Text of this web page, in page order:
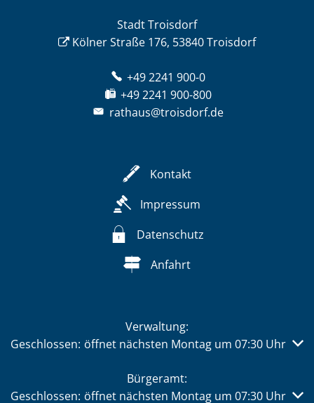
Stadt Troisdorf
Kölner Straße 176, 53840 Troisdorf
+49 2241 900-0
+49 2241 900-800
rathaus@troisdorf.de
Kontakt
Impressum
Datenschutz
Anfahrt
Verwaltung:
Klicken, um weitere Öffnungs- oder Schließzeiten
Geschlossen: öffnet nächsten Montag um 07:30 Uhr
Bürgeramt:
Klicken, um weitere Öffnungs- oder Schließzeiten
Geschlossen: öffnet nächsten Montag um 07:30 Uhr